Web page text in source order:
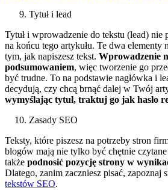
Tytuł i lead
Tytuł i wprowadzenie do tekstu (lead) nie
na końcu tego artykułu. Te dwa elementy
tym, jak napiszesz tekst. Wprowadzenie
podsumowaniem, więc tworzenie go
być trudne. To na podstawie nagłówka i
decydują, czy chcą brnąć dalej w Twój
wymyślając tytuł, traktuj go jak hasło
Zasady SEO
Teksty, które piszesz na potrzeby stron
blogów mają nie tylko być chętnie
także podnosić pozycję strony w
Dlatego, zanim zaczniesz pisać, zapoznaj
tekstów SEO.